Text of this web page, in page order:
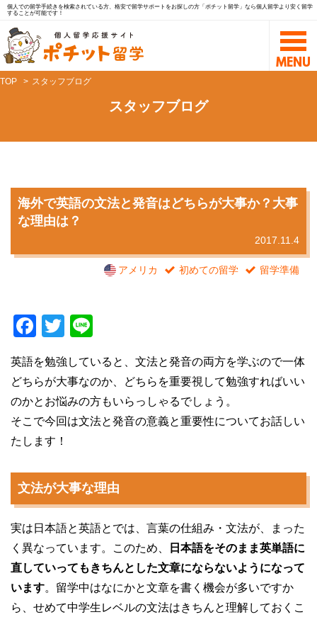
個人での留学手続きを検索されている方、格安で留学サポートをお探しの方「ポチット留学」なら個人留学より安く留学
することが可能です！
TOP スタッフブログ
スタッフブログ
海外で英語の文法と発音はどちらが大事か？大事
な理由は？
2017.11.4
アメリカ 初めての留学 留学準備
F
c
e
b
o
k
T
tt
er
e
英語を勉強していると、文法と発音の両方を学ぶので一体
どちらが大事なのか、どちらを重要視して勉強すればいい
のかとお悩みの方もいらっしゃるでしょう。
そこで今回は文法と発音の意義と重要性についてお話しい
たします！
文法が大事な理由
実は日本語と英語とでは、言葉の仕組み・文法が、まった
く異なっています。このため、
日本語をそのまま英単語に
直していってもきちんとした文章にならないようになって
います。留学中はなにかと文章を書く機会が多いですか
ら、せめて中学生レベルの文法はきちんと理解しておくこ